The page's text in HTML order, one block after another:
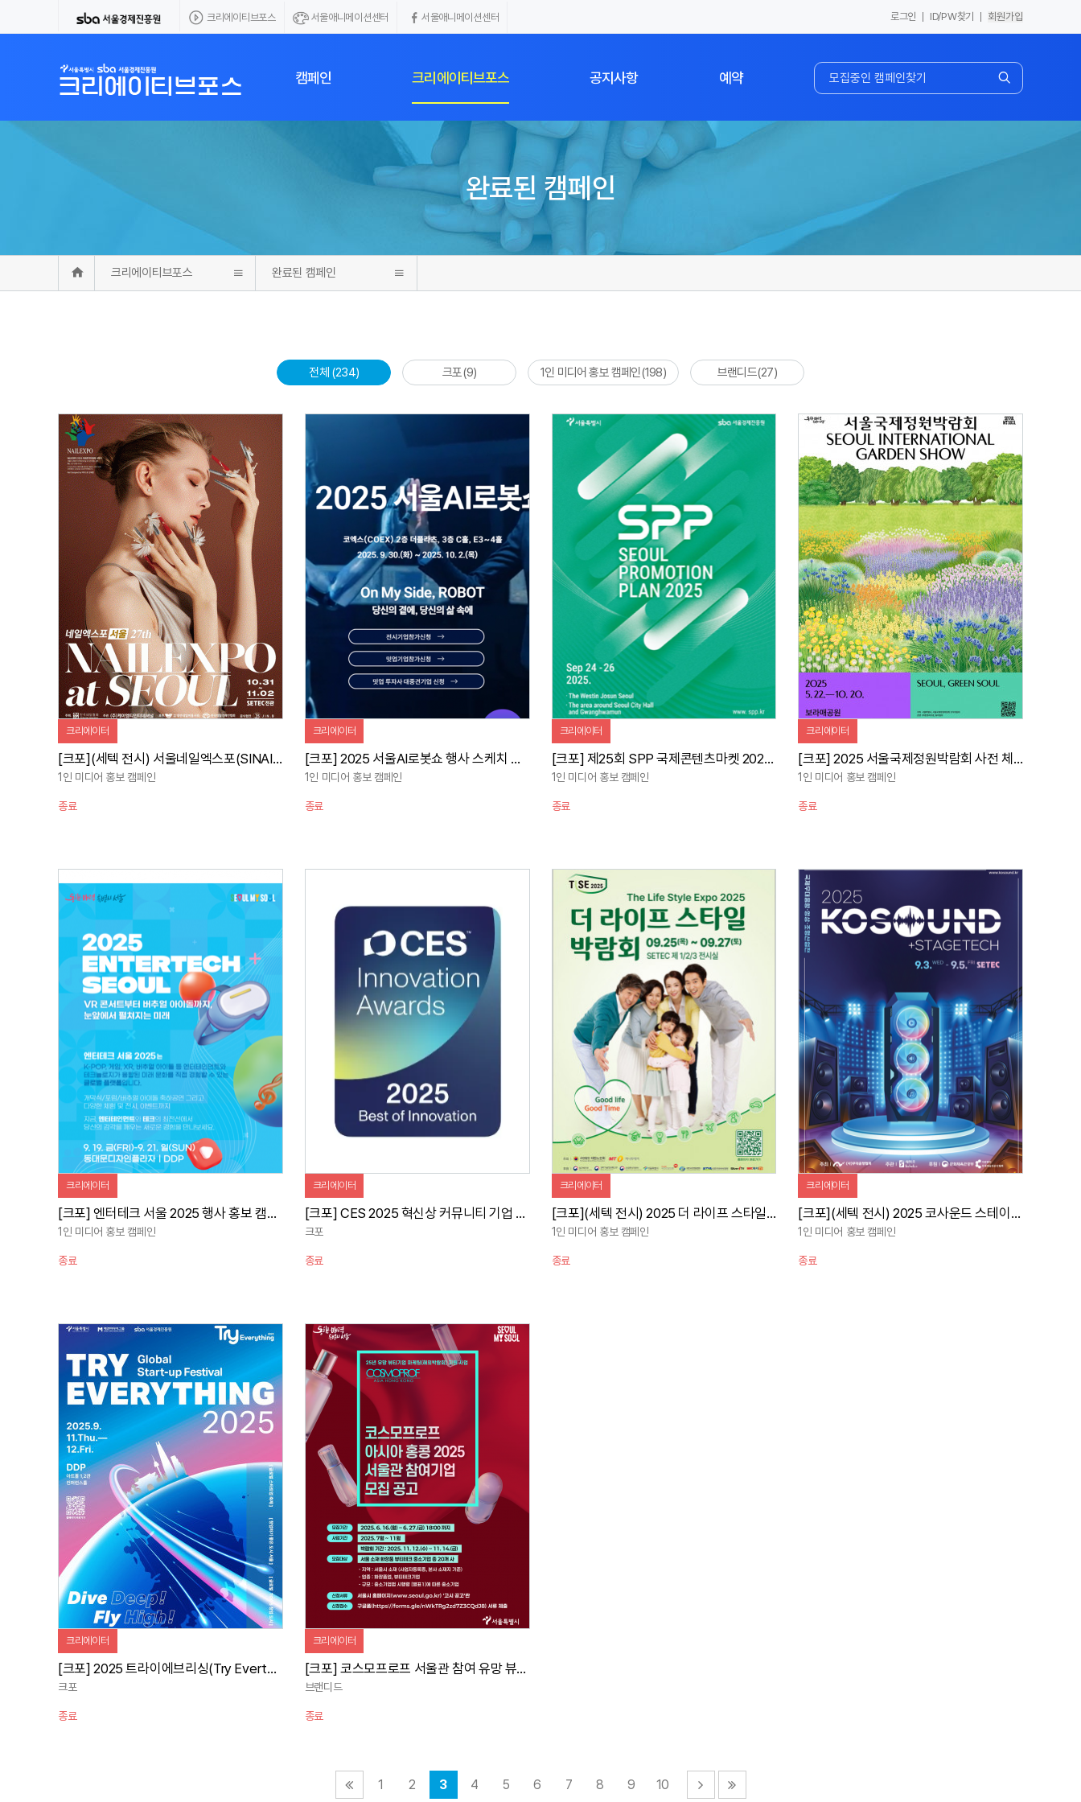
크리에이티브포스 서울애니메이션센터 서울애니메이션센터 로그인 ID/PW찾기 회원가입
캠페인 크리에이티브포스
크리에이터 리스트
모집중인 캠페인
완료된 캠페인
SBA 크리에이티브포스 소개
공지사항 예약
스튜디오/장비 예약
완료된 캠페인
크리에이티브포스 완료된 캠페인
전체 (234) 크포(9) 1인 미디어 홍보 캠페인(198) 브랜디드(27)
자세히 보기
크리에이터
[크포](세텍 전시) 서울네일엑스포(SINAIL) 2025 사전홍보 + 현장스케치
1인 미디어 홍보 캠페인
종료
자세히 보기
크리에이터
[크포] 2025 서울AI로봇쇼 행사 스케치 및 홍보 캠페인
1인 미디어 홍보 캠페인
종료
자세히 보기
크리에이터
[크포] 제25회 SPP 국제콘텐츠마켓 2025 행사 스케치 홍보 캠페인
1인 미디어 홍보 캠페인
종료
자세히 보기
크리에이터
[크포] 2025 서울국제정원박람회 사전 체험 및 홍보 캠페인 (하반기)
1인 미디어 홍보 캠페인
종료
자세히 보기
크리에이터
[크포] 엔터테크 서울 2025 행사 홍보 캠페인
1인 미디어 홍보 캠페인
종료
자세히 보기
크리에이터
[크포] CES 2025 혁신상 커뮤니티 기업 브랜디드 콘텐츠 캠페인
크포
종료
자세히 보기
크리에이터
[크포](세텍 전시) 2025 더 라이프 스타일 박람회 사전홍보 + 현장스케치
1인 미디어 홍보 캠페인
종료
자세히 보기
크리에이터
[크포](세텍 전시) 2025 코사운드 스테이지테크 사전홍보 + 현장스케치
1인 미디어 홍보 캠페인
종료
자세히 보기
크리에이터
[크포] 2025 트라이에브리싱(Try Everthing) 홍보단 모집
크포
종료
자세히 보기
크리에이터
[크포] 코스모프로프 서울관 참여 유망 뷰티기업 제품 홍보 콘텐츠 제작 캠페인
브랜디드
종료
1 2 3 4 5 6 7 8 9 10